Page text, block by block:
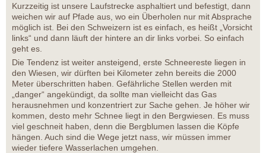
Kurzzeitig ist unsere Laufstrecke asphaltiert und befestigt, dann
weichen wir auf Pfade aus, wo ein Überholen nur mit Absprache
möglich ist. Bei den Schweizern ist es einfach, es heißt „Vorsicht
links“ und dann läuft der hintere an dir links vorbei. So einfach
geht es.
Die Tendenz ist weiter ansteigend, erste Schneereste liegen in
den Wiesen, wir dürften bei Kilometer zehn bereits die 2000
Meter überschritten haben. Gefährliche Stellen werden mit
„danger“ angekündigt, da sollte man vielleicht das Gas
herausnehmen und konzentriert zur Sache gehen. Je höher wir
kommen, desto mehr Schnee liegt in den Bergwiesen. Es muss
viel geschneit haben, denn die Bergblumen lassen die Köpfe
hängen. Auch sind die Wege jetzt nass, wir müssen immer
wieder tiefere Wasserlachen umgehen.